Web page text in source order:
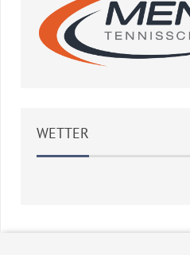
WETTER